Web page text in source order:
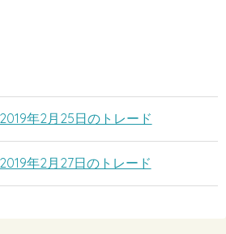
年2月25日のトレード
年2月27日のトレード